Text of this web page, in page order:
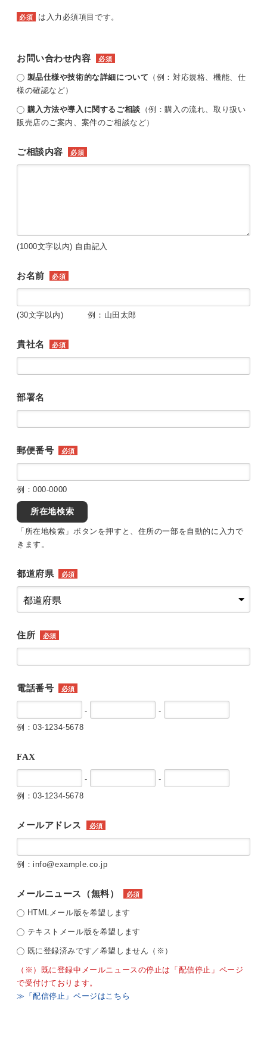
必須 は入力必須項目です。
お問い合わせ内容 必須
製品仕様や技術的な詳細について （例：対応規格、機能、仕
様の確認など）
購入方法や導入に関するご相談 （例：購入の流れ、取り扱い
販売店のご案内、案件のご相談など）
ご相談内容 必須
(1000文字以内) 自由記入
お名前 必須
(30文字以内) 例：山田太郎
貴社名 必須
部署名
郵便番号 必須
例：000-0000
所在地検索
「所在地検索」ボタンを押すと、住所の一部を自動的に入力で
きます。
都道府県 必須
住所 必須
電話番号 必須
-
-
例：03-1234-5678
FAX
-
-
例：03-1234-5678
メールアドレス 必須
例：info@example.co.jp
メールニュース（無料） 必須
HTMLメール版を希望します
テキストメール版を希望します
既に登録済みです／希望しません（※）
（※）既に登録中メールニュースの停止は「配信停止」ページ
で受付けております。
≫「配信停止」ページはこちら